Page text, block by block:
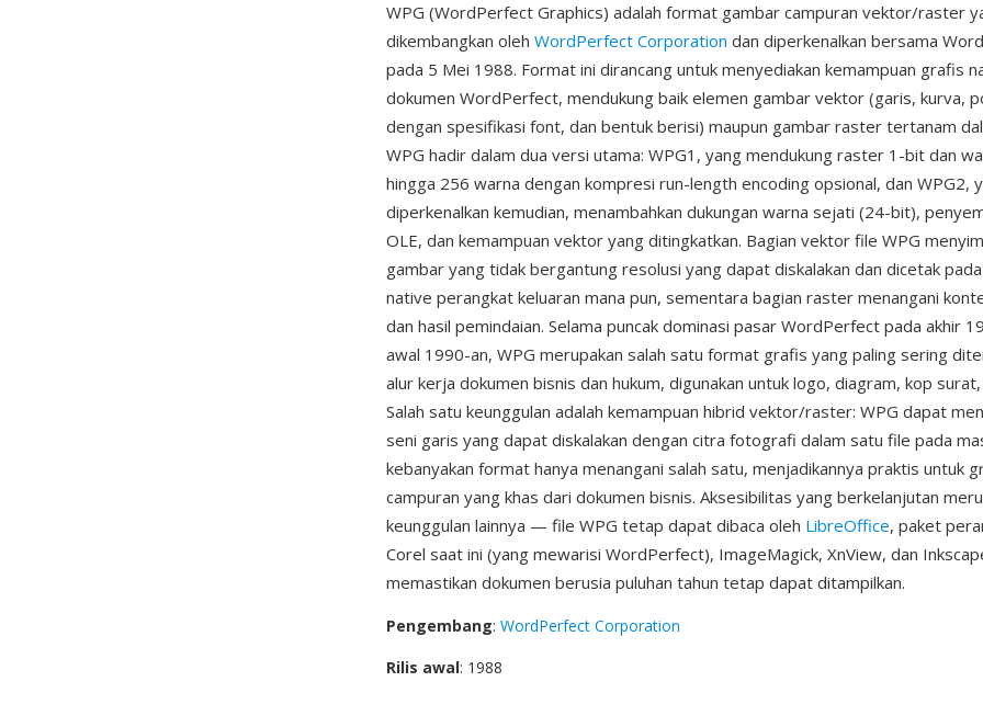
WPG (WordPerfect Graphics) adalah format gambar campuran vektor/raster
dikembangkan oleh WordPerfect Corporation dan diperkenalkan bersama
pada 5 Mei 1988. Format ini dirancang untuk menyediakan kemampuan grafis
dokumen WordPerfect, mendukung baik elemen gambar vektor (garis, kurva,
dengan spesifikasi font, dan bentuk berisi) maupun gambar raster tertanam
WPG hadir dalam dua versi utama: WPG1, yang mendukung raster 1-bit dan
hingga 256 warna dengan kompresi run-length encoding opsional, dan WPG2,
diperkenalkan kemudian, menambahkan dukungan warna sejati (24-bit),
OLE, dan kemampuan vektor yang ditingkatkan. Bagian vektor file WPG
gambar yang tidak bergantung resolusi yang dapat diskalakan dan dicetak
native perangkat keluaran mana pun, sementara bagian raster menangani
dan hasil pemindaian. Selama puncak dominasi pasar WordPerfect pada akhir
awal 1990-an, WPG merupakan salah satu format grafis yang paling sering
alur kerja dokumen bisnis dan hukum, digunakan untuk logo, diagram, kop
Salah satu keunggulan adalah kemampuan hibrid vektor/raster: WPG dapat
seni garis yang dapat diskalakan dengan citra fotografi dalam satu file pada
kebanyakan format hanya menangani salah satu, menjadikannya praktis untuk
campuran yang khas dari dokumen bisnis. Aksesibilitas yang berkelanjutan
keunggulan lainnya — file WPG tetap dapat dibaca oleh LibreOffice, paket
Corel saat ini (yang mewarisi WordPerfect), ImageMagick, XnView, dan
memastikan dokumen berusia puluhan tahun tetap dapat ditampilkan.
Pengembang: WordPerfect Corporation
Rilis awal: 1988